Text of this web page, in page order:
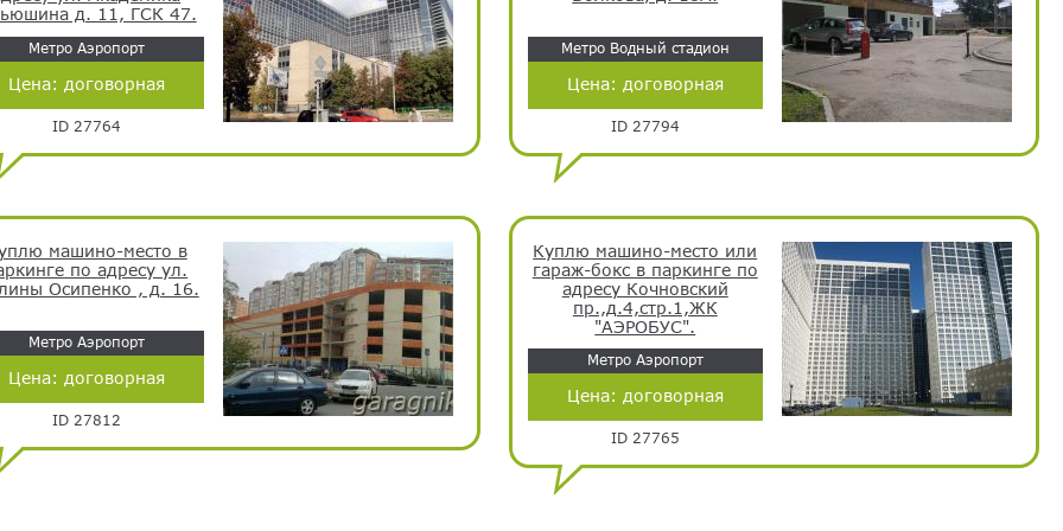
д. 11, ГСК 47.
Метро Аэропорт
Цена: договорная
ID 27764
Метро Водный стадион
Цена: договорная
ID 27794
машино-место в
по адресу ул.
Осипенко , д. 16.
Метро Аэропорт
Цена: договорная
ID 27812
Куплю машино-место или
гараж-бокс в паркинге по
адресу Кочновский
пр.,д.4,стр.1,ЖК
"АЭРОБУС".
Метро Аэропорт
Цена: договорная
ID 27765